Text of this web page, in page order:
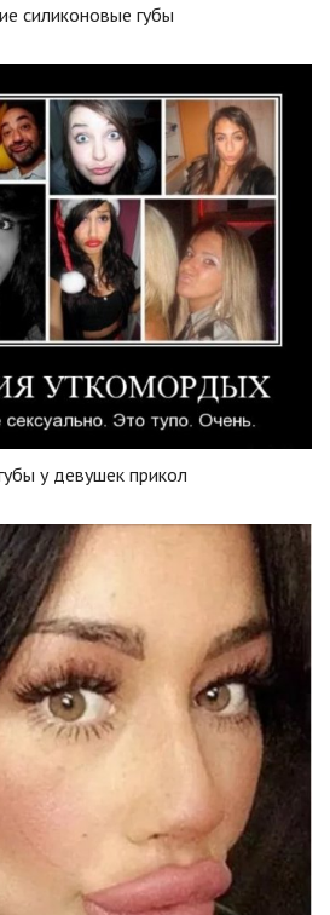
силиконовые губы
у девушек прикол